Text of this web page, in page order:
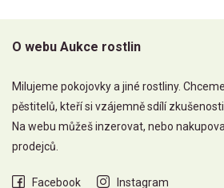
O webu Aukce rostlin
Milujeme pokojovky a jiné rostliny.
pěstitelů, kteří si vzájemně sdílí
Na webu můžeš inzerovat, nebo
prodejců.
Facebook Instagram